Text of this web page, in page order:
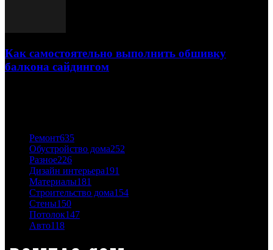
Как самостоятельно выполнить обшивку
балкона сайдингом
Ремонт635
Обустройство дома252
Разное226
Дизайн интерьера191
Материалы181
Строительство дома154
Стены150
Потолок147
Авто118